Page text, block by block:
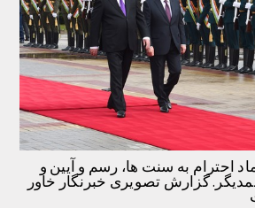
احترام به سنت ها، رسم و آیین و
گزارش تصویری خبرنگار خاور